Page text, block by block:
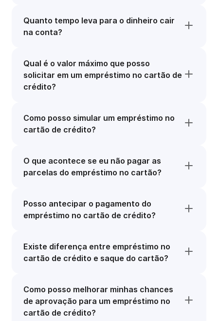
Quanto tempo leva para o dinheiro cair
na conta?
Qual é o valor máximo que posso
solicitar em um empréstimo no cartão de
crédito?
Como posso simular um empréstimo no
cartão de crédito?
O que acontece se eu não pagar as
parcelas do empréstimo no cartão?
Posso antecipar o pagamento do
empréstimo no cartão de crédito?
Existe diferença entre empréstimo no
cartão de crédito e saque do cartão?
Como posso melhorar minhas chances
de aprovação para um empréstimo no
cartão de crédito?